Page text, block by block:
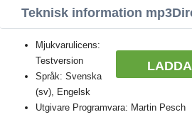
Teknisk information
Mjukvarulicens:
Testversion
Språk: Svenska
(sv), Engelsk
Utgivare Programvara: Martin Pesch